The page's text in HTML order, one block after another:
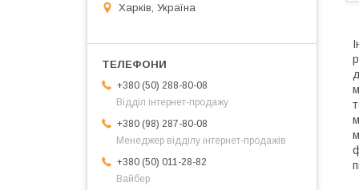
Харків, Україна
+380 (50) 288-80-08
Відділ інтернет-продажу
+380 (98) 287-80-08
Менеджер відділу інтернет-продажів
+380 (50) 011-28-82
Вайбер